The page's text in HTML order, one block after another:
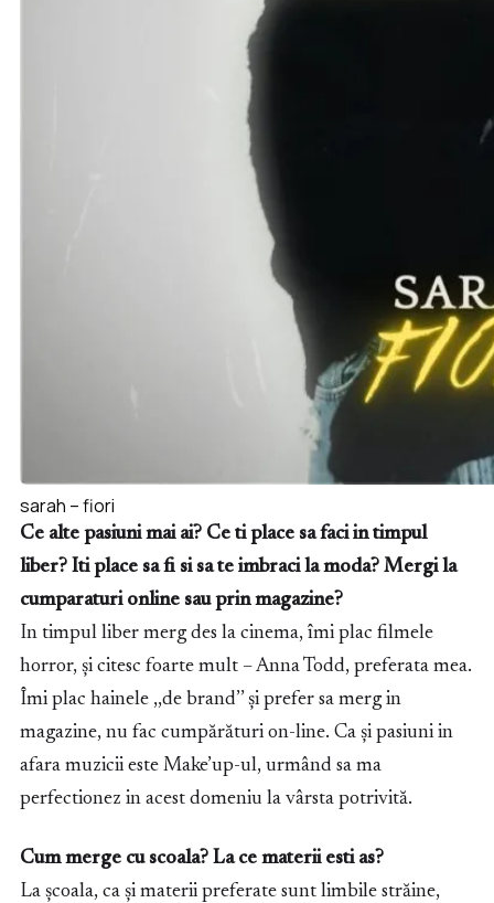
sarah – fiori
Ce alte pasiuni mai ai? Ce ti place sa faci in timpul
liber? Iti place sa fi si sa te imbraci la moda? Mergi la
cumparaturi online sau prin magazine?
In timpul liber merg des la cinema, îmi plac filmele
horror, și citesc foarte mult – Anna Todd, preferata mea.
Îmi plac hainele ,,de brand’’ și prefer sa merg in
magazine, nu fac cumpărături on-line. Ca și pasiuni in
afara muzicii este Make’up-ul, urmând sa ma
perfectionez in acest domeniu la vârsta potrivită.
Cum merge cu scoala? La ce materii esti as?
La școala, ca și materii preferate sunt limbile străine,